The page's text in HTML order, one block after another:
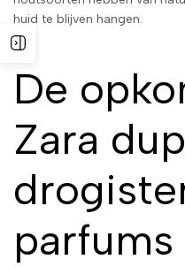
huid te blijven hangen.
De
Zara
parfums